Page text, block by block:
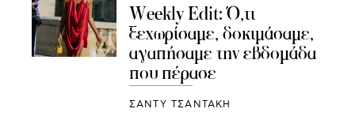
Weekly Edit: Ό,τι
ξεχωρίσαμε, δοκιμάσαμε,
αγαπήσαμε την εβδομάδα
που πέρασε
ΣΑΝΤΥ ΤΣΑΝΤΑΚΗ